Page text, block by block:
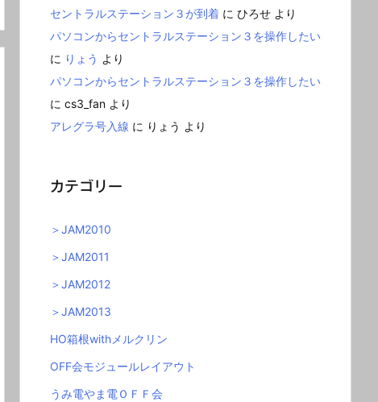
セントラルステーション３が到着 に ひろせ より
パソコンからセントラルステーション３を操作したい
に りょう より
パソコンからセントラルステーション３を操作したい
に cs3_fan より
アレグラ号入線 に りょう より
カテゴリー
＞JAM2010
＞JAM2011
＞JAM2012
＞JAM2013
HO箱根withメルクリン
OFF会モジュールレイアウト
うみ電やま電ＯＦＦ会